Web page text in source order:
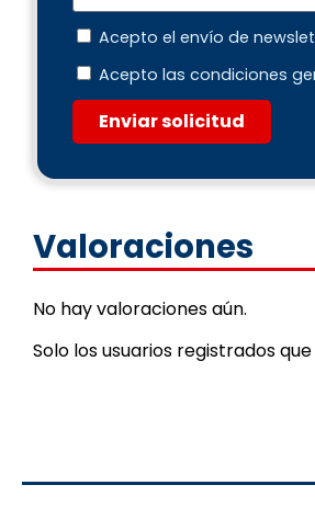
Acepto el envío de
Acepto las condiciones
Enviar solicitud
Valoraciones
No hay valoraciones aún.
Solo los usuarios registrados